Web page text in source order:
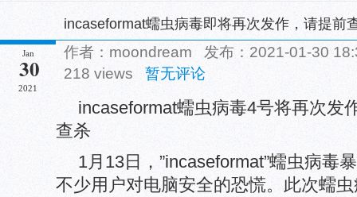
incaseformat蠕虫病毒即将再次发作，请提前
Jan
30
2021
作者：moondream 发布：2021-01-30
218 views 暂无评论
incaseformat蠕虫病毒4号将再次发
查杀
1月13日，”incaseformat”蠕虫病毒
不少用户对电脑安全的恐慌。此次蠕